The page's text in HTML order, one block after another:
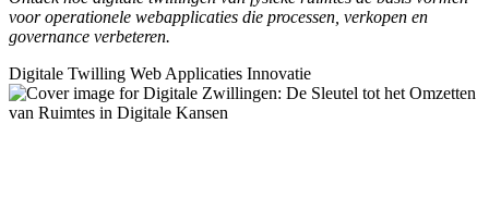
voor operationele webapplicaties die processen, verkopen en
governance verbeteren.
Digitale Twilling Web Applicaties Innovatie